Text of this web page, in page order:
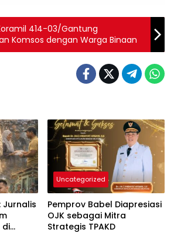
414-03/Gantung
Komsos dengan Warga Binaan
Jurnalis
di
Uncategorized
Pemprov Babel Diapresiasi
OJK sebagai Mitra
Strategis TPAKD